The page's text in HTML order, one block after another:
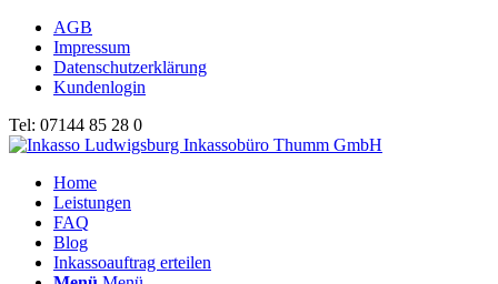
AGB
Impressum
Datenschutzerklärung
Kundenlogin
Tel: 07144 85 28 0
Home
Leistungen
FAQ
Blog
Inkassoauftrag erteilen